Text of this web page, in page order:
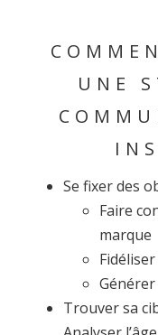
UNE
Se fixer des
Faire
marque
Trouver sa